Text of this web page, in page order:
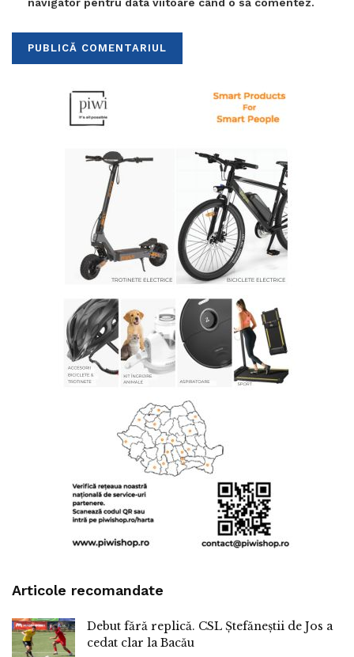
Articole recomandate
Debut fără replică. CSL Ștefăneștii de Jos a
cedat clar la Bacău